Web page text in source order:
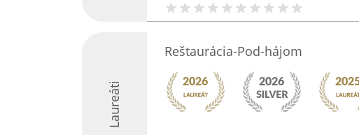
Laureáti
Reštaurácia-Pod-hájom